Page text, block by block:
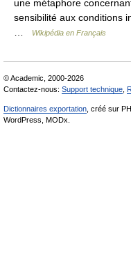
une métaphore
sensibilité aux conditions
Wikipédia en Français
© Academic, 2000-2026
Contactez-nous: Support technique
Dictionnaires exportation , créé sur
WordPress, MODx.